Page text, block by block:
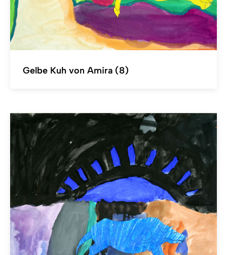
Gelbe Kuh von Amira (8)